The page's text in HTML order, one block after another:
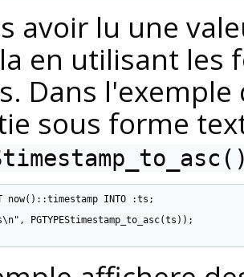
avoir lu une
en utilisant les
Dans
sous forme
now()::timestamp INTO :ts;
PGTYPEStimestamp_to_asc(ts));